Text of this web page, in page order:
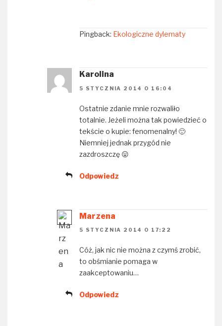
Pingback: Ekologiczne dylematy
Karolina
5 STYCZNIA 2014 O 16:04
Ostatnie zdanie mnie rozwaliło
totalnie. Jeżeli można tak powiedzieć o
tekście o kupie: fenomenalny! 🙂
Niemniej jednak przygód nie
zazdroszczę 😛
Odpowiedz
Marzena
5 STYCZNIA 2014 O 17:22
Cóż, jak nic nie można z czymś zrobić,
to obśmianie pomaga w
zaakceptowaniu…
Odpowiedz